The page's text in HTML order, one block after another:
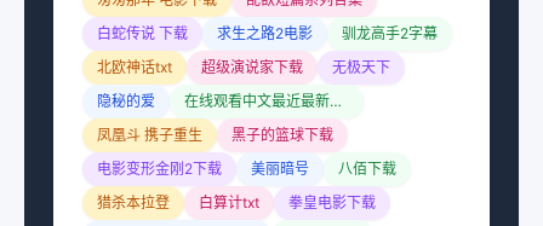
白蛇传说 下载
求生之路2电影
驯龙高手2字幕
北欧神话txt
超级演说家下载
无极天下
隐秘的爱
在线观看中文最近最新观看
凤凰斗 携子重生
黑子的篮球下载
电影变形金刚2下载
美丽暗号
八佰下载
猎杀本拉登
白算计txt
拳皇电影下载